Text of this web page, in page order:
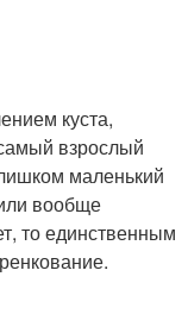
куста,
взрослый
маленький
вообще
то единственным